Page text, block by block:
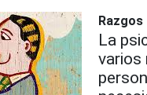
Razgos
La
varios